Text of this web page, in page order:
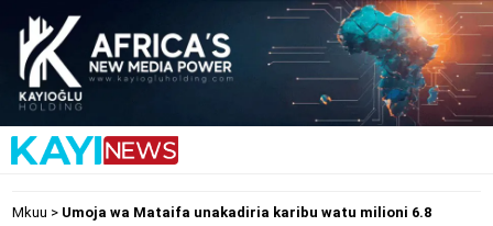
Mkuu > Umoja wa Mataifa unakadiria karibu watu milioni 6.8